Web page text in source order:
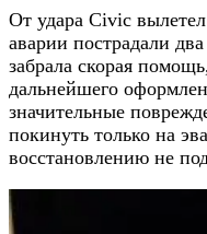
От удара Civic
аварии пострадали
забрала скорая
дальнейшего
значительные
покинуть только на
восстановлению не